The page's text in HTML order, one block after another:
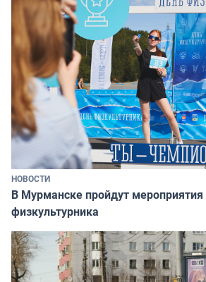
НОВОСТИ
В Мурманске пройдут мероприятия
физкультурника